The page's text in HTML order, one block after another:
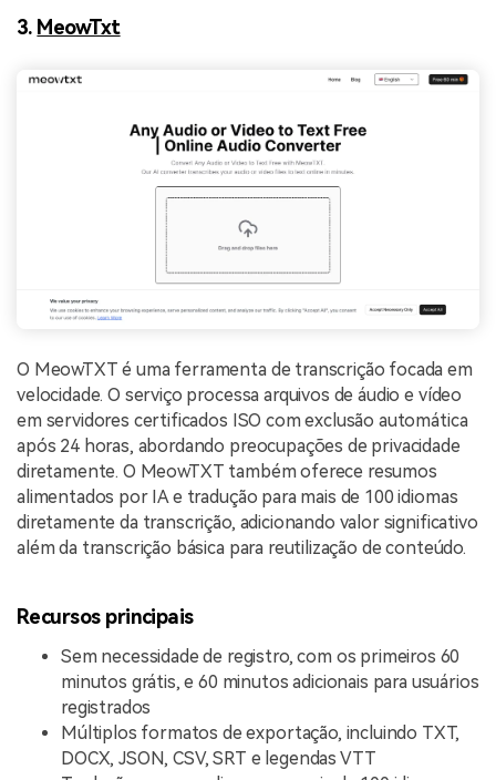
3. MeowTxt
O MeowTXT é uma ferramenta de transcrição focada em
velocidade. O serviço processa arquivos de áudio e vídeo
em servidores certificados ISO com exclusão automática
após 24 horas, abordando preocupações de privacidade
diretamente. O MeowTXT também oferece resumos
alimentados por IA e tradução para mais de 100 idiomas
diretamente da transcrição, adicionando valor significativo
além da transcrição básica para reutilização de conteúdo.
Recursos principais
Sem necessidade de registro, com os primeiros 60
minutos grátis, e 60 minutos adicionais para usuários
registrados
Múltiplos formatos de exportação, incluindo TXT,
DOCX, JSON, CSV, SRT e legendas VTT